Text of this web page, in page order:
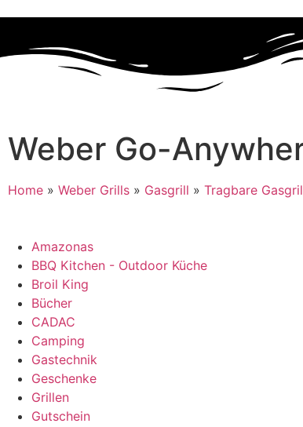
Weber Go-
Home » Weber Grills » Gasgrill » Tragbare
Amazonas
BBQ Kitchen - Outdoor Küche
Broil King
Bücher
CADAC
Camping
Gastechnik
Geschenke
Grillen
Gutschein